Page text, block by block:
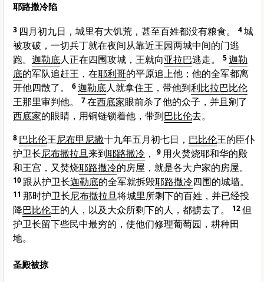
耶路撒冷陷
3 四月初九日，城里有大饥荒，甚至百姓都没有粮食。 4城
被攻破，一切兵丁就在夜间从靠近王园两城中间的门逃
跑。 迦勒底人正在四围攻城，王就向亚拉巴逃走。 5迦勒
底的军队追赶王，在耶利哥的平原追上他；他的全军都离
开他四散了。
6迦勒底人就拿住王，带他到利比拉巴比伦
王那里审判他。
7在西底家眼前杀了他的众子，并且剜了
西底家的眼睛，用铜链锁着他，带到巴比伦去。
8 巴比伦王尼布甲尼撒十九年五月初七日， 巴比伦王的臣仆
护卫长尼布撒拉旦来到耶路撒冷 ， 9 用火焚烧耶和华的殿
和王宫，又焚烧耶路撒冷的房屋，就是各大户家的房屋。
10 跟从护卫长迦勒底的全军就拆毁耶路撒冷四围的城墙。
11 那时护卫长尼布撒拉旦将城里所剩下的百姓，并已经投
降巴比伦王的人，以及大众所剩下的人，都掳去了。 12但
护卫长留下些民中最穷的，使他们修理葡萄园，耕种田
地。
圣殿被掠